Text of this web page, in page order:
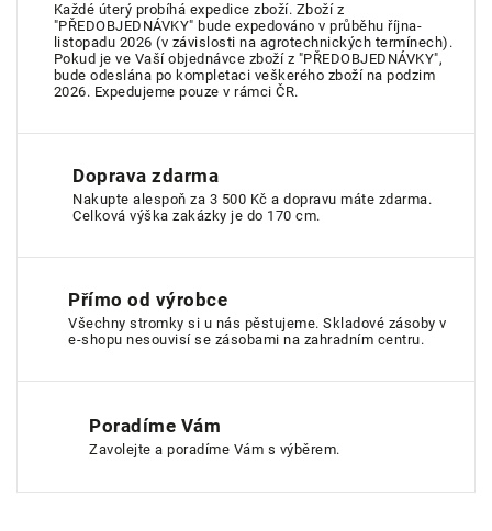
Každé úterý probíhá expedice zboží. Zboží z
"PŘEDOBJEDNÁVKY" bude expedováno v průběhu října-
listopadu 2026 (v závislosti na agrotechnických termínech).
Pokud je ve Vaší objednávce zboží z "PŘEDOBJEDNÁVKY",
bude odeslána po kompletaci veškerého zboží na podzim
2026. Expedujeme pouze v rámci ČR.
Doprava zdarma
Nakupte alespoň za 3 500 Kč a dopravu máte zdarma.
Celková výška zakázky je do 170 cm.
Přímo od výrobce
Všechny stromky si u nás pěstujeme. Skladové zásoby v
e-shopu nesouvisí se zásobami na zahradním centru.
Poradíme Vám
Zavolejte a poradíme Vám s výběrem.